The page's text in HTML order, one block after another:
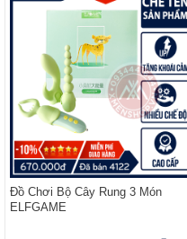
Đồ Chơi Bộ Cây Rung 3 Món
ELFGAME